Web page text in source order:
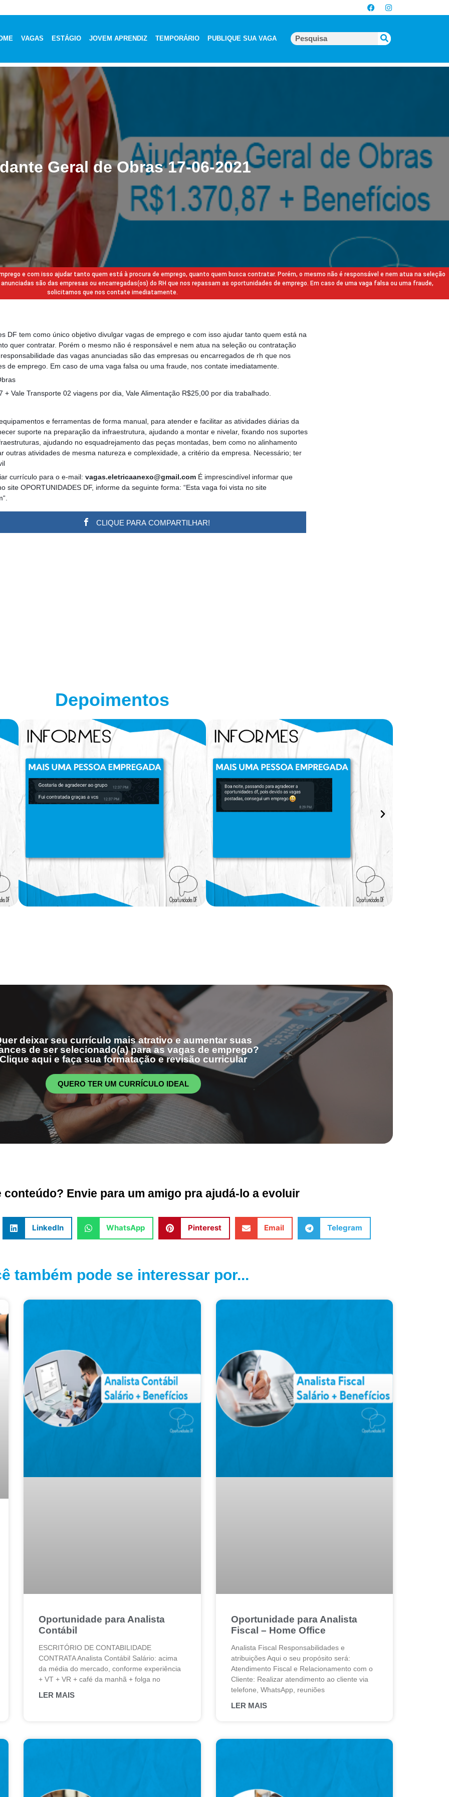
VAGAS ESTÁGIO JOVEM APRENDIZ TEMPORÁRIO PUBLIQUE SUA VAGA
Geral de Obras 17-06-2021
e com isso ajudar tanto quem está à procura de emprego, quanto quem busca contratar. Porém, o mesmo não é responsável e nem atua na seleção
são das empresas ou encarregadas(os) do RH que nos repassam as oportunidades de emprego. Em caso de uma vaga falsa ou uma fraude,
solicitamos que nos contate imediatamente.
DF tem como único objetivo divulgar vagas de emprego e com isso ajudar tanto quem está na
quer contratar. Porém o mesmo não é responsável e nem atua na seleção ou contratação
das vagas anunciadas são das empresas ou encarregados de rh que nos
de emprego. Em caso de uma vaga falsa ou uma fraude, nos contate imediatamente.
+ Vale Transporte 02 viagens por dia, Vale Alimentação R$25,00 por dia trabalhado.
e ferramentas de forma manual, para atender e facilitar as atividades diárias da
suporte na preparação da infraestrutura, ajudando a montar e nivelar, fixando nos suportes
ajudando no esquadrejamento das peças montadas, bem como no alinhamento
outras atividades de mesma natureza e complexidade, a critério da empresa. Necessário; ter
currículo para o e-mail: vagas.eletricaanexo@gmail.com É imprescindível informar que
site OPORTUNIDADES DF, informe da seguinte forma: “Esta vaga foi vista no site
CLIQUE PARA COMPARTILHAR!
Depoimentos
deixar seu currículo mais atrativo e aumentar suas
de ser selecionado(a) para as vagas de emprego?
aqui e faça sua formatação e revisão curricular
QUERO TER UM CURRÍCULO IDEAL
conteúdo? Envie para um amigo pra ajudá-lo a evoluir
LinkedIn WhatsApp Pinterest Email Telegram
também pode se interessar por...
Oportunidade para Analista
Contábil
ESCRITÓRIO DE CONTABILIDADE
CONTRATA Analista Contábil Salário: acima
da média do mercado, conforme experiência
+ VT + VR + café da manhã + folga no
LER MAIS
Oportunidade para Analista
Fiscal – Home Office
Analista Fiscal Responsabilidades e
atribuições Aqui o seu propósito será:
Atendimento Fiscal e Relacionamento com o
Cliente: Realizar atendimento ao cliente via
telefone, WhatsApp, reuniões
LER MAIS